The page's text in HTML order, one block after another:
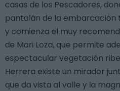
casas de los Pescadores,
pantalán de la embarcación
y comienza el muy
de Mari Loza, que permite
espectacular vegetación
Herrera existe un mirador
que da vista al valle y la